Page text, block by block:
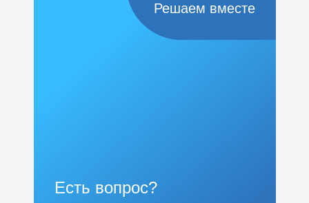
Решаем вместе
Есть вопрос?